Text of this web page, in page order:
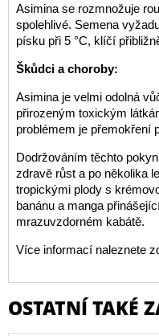
Asimina se rozmnožuje
spolehlivé. Semena
písku při 5 °C, klíčí
Škůdci a choroby:
Asimina je velmi odolná
přirozeným toxickým
problémem je přemokření
Dodržováním těchto
zdravě růst a po několika
tropickými plody s
banánu a manga
mrazuvzdorném kabátě.
Více informací naleznete
OSTATNÍ TAKÉ